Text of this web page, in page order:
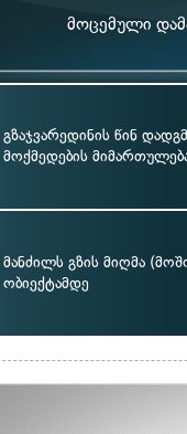
მოცემული
გზაჯვარედინის წინ
მოქმედების
მანძილს გზის მიღმა
ობიექტამდე